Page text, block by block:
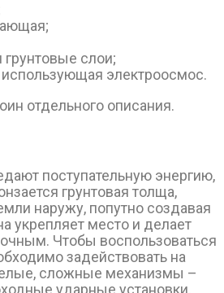
слои;
электроосмос.
отдельного описания.
поступательную энергию,
грунтовая толща,
наружу, попутно создавая
укрепляет место и делает
Чтобы воспользоваться
задействовать на
сложные механизмы –
ударные установки.